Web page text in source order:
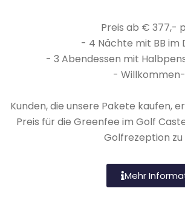
Preis ab € 377,-
- 4 Nächte mit BB im
- 3 Abendessen mit
-
Kunden, die unsere Pakete kaufen,
Preis für die Greenfee im Golf
Golfrezeption zu
Mehr